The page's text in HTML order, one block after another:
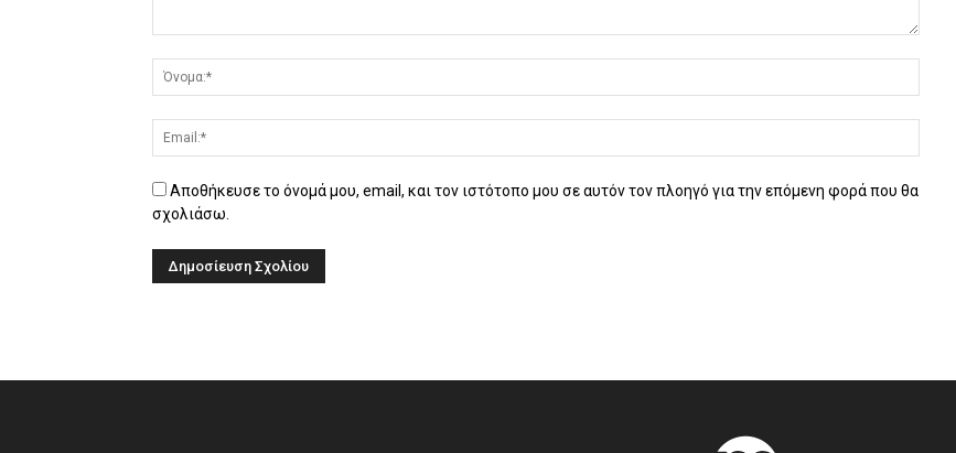
Αποθήκευσε το όνομά μου, email, και τον ιστότοπο μου σε αυτόν τον πλοηγό για την επόμενη φορά που θα
σχολιάσω.